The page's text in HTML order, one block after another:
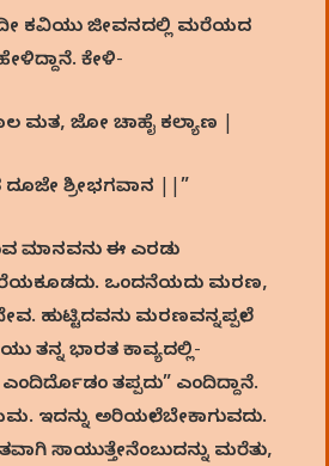
ಕವಿಯು ಜೀವನದಲ್ಲಿ ಮರೆಯದ
ಕೇಳಿ-
ಮತ, ಜೋ ಚಾಹೈ ಕಲ್ಯಾಣ |
ಶ್ರೀಭಗವಾನ ||”
ಮಾನವನು ಈ ಎರಡು
ಒಂದನೆಯದು ಮರಣ,
ಹುಟ್ಟಿದವನು ಮರಣವನ್ನಪ್ಪಲೇ
ತನ್ನ ಭಾರತ ಕಾವ್ಯದಲ್ಲಿ-
ತಪ್ಪದು” ಎಂದಿದ್ದಾನೆ.
ಇದನ್ನು ಅರಿಯಲೇ ಬೇಕಾಗುವದು.
ಸಾಯುತ್ತೇನೆಂಬುದನ್ನು ಮರೆತು,